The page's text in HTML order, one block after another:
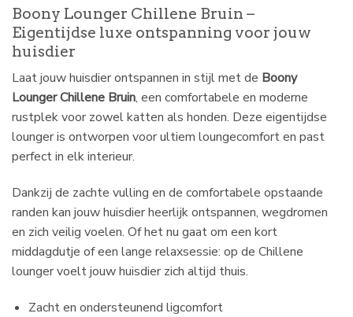
Boony Lounger Chillene Bruin –
Eigentijdse luxe ontspanning voor jouw
huisdier
Laat jouw huisdier ontspannen in stijl met de Boony
Lounger Chillene Bruin, een comfortabele en moderne
rustplek voor zowel katten als honden. Deze eigentijdse
lounger is ontworpen voor ultiem loungecomfort en past
perfect in elk interieur.
Dankzij de zachte vulling en de comfortabele opstaande
randen kan jouw huisdier heerlijk ontspannen, wegdromen
en zich veilig voelen. Of het nu gaat om een kort
middagdutje of een lange relaxsessie: op de Chillene
lounger voelt jouw huisdier zich altijd thuis.
Zacht en ondersteunend ligcomfort